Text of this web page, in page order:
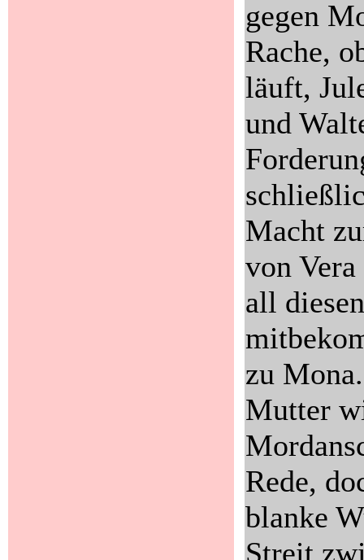
gegen
Rache,
läuft,
und
Macht
von
all
zu
Mutter
Rede,
blanke
Streit